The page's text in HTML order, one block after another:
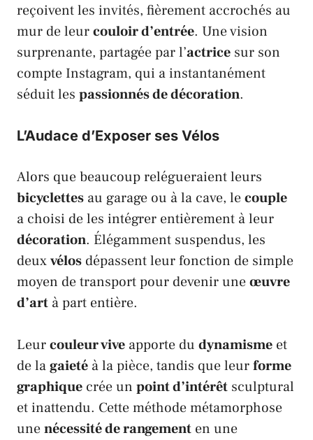
reçoivent les invités, fièrement accrochés au
mur de leurcouloir d’entrée. Une vision
surprenante, partagée par l’actrice sur son
compte Instagram, qui a instantanément
séduit les passionnés de décoration.
L’Audace d’Exposer ses Vélos
Alors que beaucoup relégueraient leurs
bicyclettes au garage ou à la cave, lecouple
a choisi de les intégrer entièrement à leur
décoration. Élégamment suspendus, les
deuxvélos dépassent leur fonction de simple
moyen de transport pour devenir uneœuvre
d’art à part entière.
Leurcouleur vive apporte du dynamisme et
de lagaieté à la pièce, tandis que leurforme
graphique crée un point d’intérêt sculptural
et inattendu. Cette méthode métamorphose
unenécessité de rangement en une